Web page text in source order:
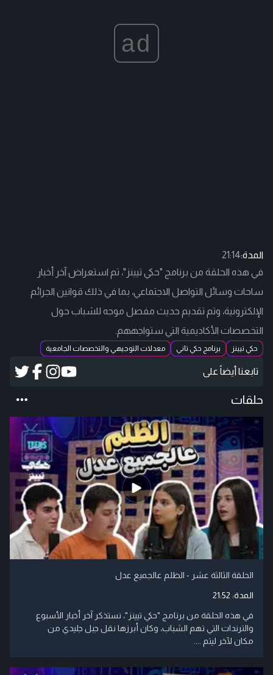
ad
المدة:21:14
في هذه الحلقة من برنامج "حكي تيينز"، تم استعراض آخر أخبار
ساحات وسائل التواصل الاجتماعي، بما في ذلك قوانين الجرائم
الإلكترونية، وتم تقديم حديث مفصل موجه للشباب حول
التخصصات الأكاديمية التي ستواجههم.
حكي تيينز برنامج حكي تاني معدلات التوجيهي والتخصصات الجامعية
تابعنا أيضاً على
حلقات
الحلقة الثالثة عشر - الظلم عالجميع عدل
المدة: 21:52
في هذه الحلقة من برنامج "حكي تيينز"، نستذكر آخر أخبار الأسبوع
والترندات التي تهم الشباب، وكان أبرزها نقل جبل جليدي من
مكان لآخر ليتم ....